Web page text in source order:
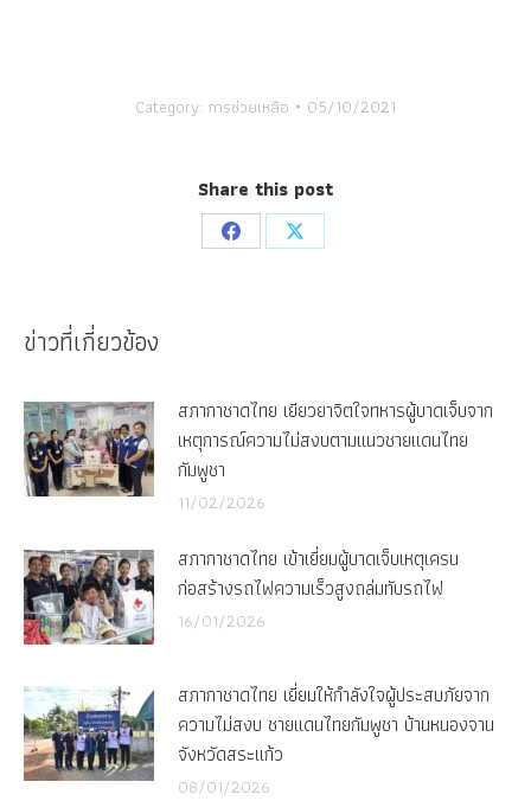
Category: การช่วยเหลือ 05/10/2021
Share this post
Share
Share
ข่าวที่เกี่ยวข้อง
สภากาชาดไทย เยียวยาจิตใจทหารผู้บาดเจ็บจาก
เหตุการณ์ความไม่สงบตามแนวชายแดนไทย
กัมพูชา
11/02/2026
สภากาชาดไทย เข้าเยี่ยมผู้บาดเจ็บเหตุเครน
ก่อสร้างรถไฟความเร็วสูงถล่มทับรถไฟ
16/01/2026
สภากาชาดไทย เยี่ยมให้กำลังใจผู้ประสบภัยจาก
ความไม่สงบ ชายแดนไทยกัมพูชา บ้านหนองจาน
จังหวัดสระแก้ว
08/01/2026